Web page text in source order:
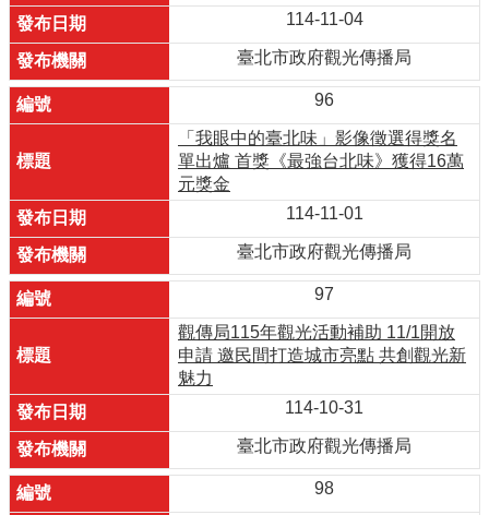
114-11-04
臺北市政府觀光傳播局
96
「我眼中的臺北味」影像徵選得獎名
單出爐 首獎《最強台北味》獲得16萬
元獎金
114-11-01
臺北市政府觀光傳播局
97
觀傳局115年觀光活動補助 11/1開放
申請 邀民間打造城市亮點 共創觀光新
魅力
114-10-31
臺北市政府觀光傳播局
98